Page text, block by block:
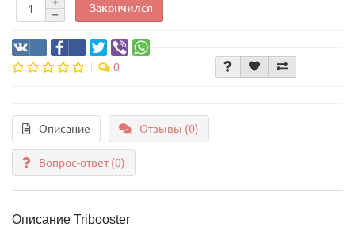
Закончился
0
Описание Отзывы (0)
Вопрос-ответ(0)
Описание Tribooster